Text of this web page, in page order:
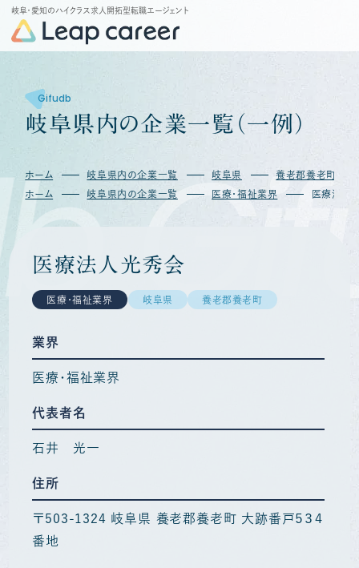
岐阜・愛知のハイクラス求人開拓型転職エージェント
Gifudb
岐阜県 内の企業一覧 （ 一例 ）
ホーム 岐阜県内の企業一覧 岐阜県
養老郡養老町
ホーム
岐阜県内の企業一覧 医療・福祉業界 医療法人
医療法人光秀会
医療・福祉業界 岐阜県 養老郡養老町
業界
医療・福祉業界
代表者名
石井 光一
住所
〒503-1324 岐阜県 養老郡養老町 大跡番戸５３４
番地